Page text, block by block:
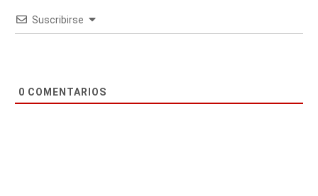
Suscribirse
0 COMENTARIOS